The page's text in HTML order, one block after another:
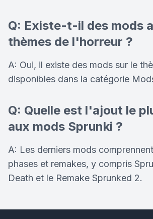
Q: Existe-t-il des mods
thèmes de l'horreur ?
A: Oui, il existe des mods sur le
disponibles dans la catégorie
Q: Quelle est l'ajout le
aux mods Sprunki ?
A: Les derniers mods
phases et remakes, y compris
Death et le Remake Sprunked 2.